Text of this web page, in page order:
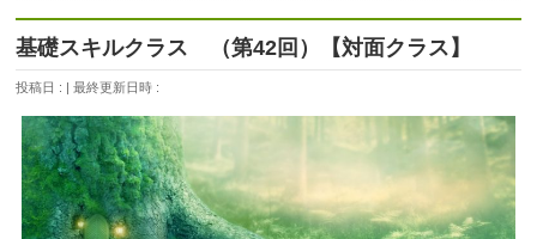
基礎スキルクラス （第42回）【対面クラス】
投稿日 : 最終更新日時 :